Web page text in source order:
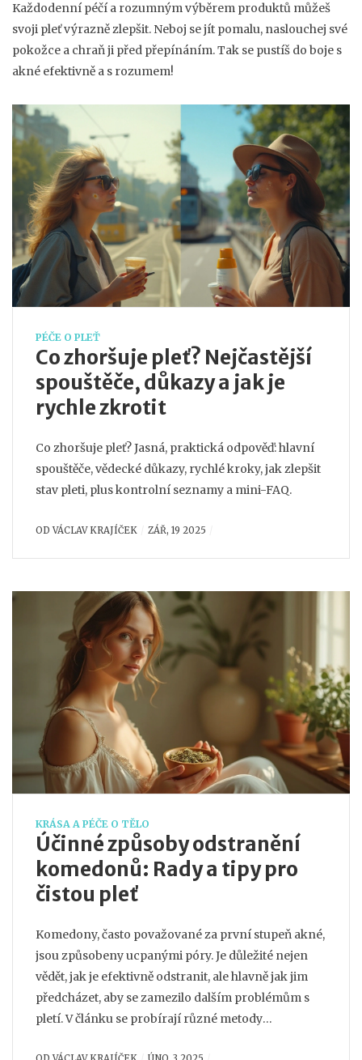
Každodenní péčí a rozumným výběrem produktů můžeš
svoji pleť výrazně zlepšit. Neboj se jít pomalu, naslouchej své
pokožce a chraň ji před přepínáním. Tak se pustíš do boje s
akné efektivně a s rozumem!
PÉČE O PLEŤ
Co zhoršuje pleť? Nejčastější
spouštěče, důkazy a jak je
rychle zkrotit
Co zhoršuje pleť? Jasná, praktická odpověď: hlavní
spouštěče, vědecké důkazy, rychlé kroky, jak zlepšit
stav pleti, plus kontrolní seznamy a mini-FAQ.
ODVÁCLAV KRAJÍČEK ZÁŘ, 19 2025
KRÁSA A PÉČE O TĚLO
Účinné způsoby odstranění
komedonů: Rady a tipy pro
čistou pleť
Komedony, často považované za první stupeň akné,
jsou způsobeny ucpanými póry. Je důležité nejen
vědět, jak je efektivně odstranit, ale hlavně jak jim
předcházet, aby se zamezilo dalším problémům s
pletí. V článku se probírají různé metody